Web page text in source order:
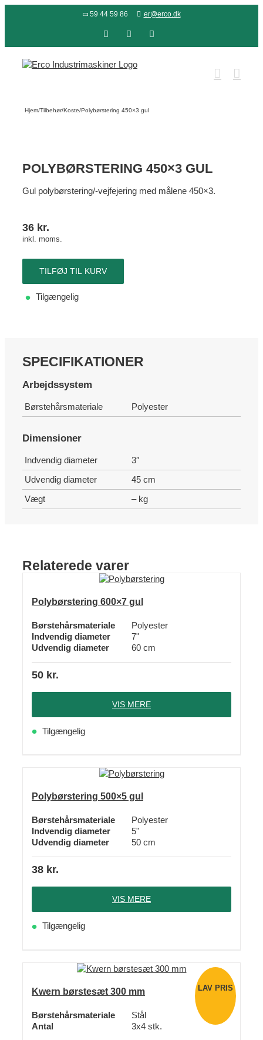
59 44 59 86 er@erco.dk
FacebookLinkedInYouTube
Hjem/Tilbehør/Koste/Polybørstering 450×3 gul
POLYBØRSTERING 450×3 GUL
Gul polybørstering/-vejfejering med målene 450×3.
36 kr.
inkl. moms.
TILFØJ TIL KURV
Tilgængelig
SPECIFIKATIONER
Arbejdssystem
Børstehårsmateriale Polyester
Dimensioner
Indvendig diameter
3″
Udvendig diameter
45 cm
Vægt
– kg
Relaterede varer
Polybørstering 600×7 gul
Børstehårsmateriale
Polyester
Indvendig diameter
7"
Udvendig diameter
60 cm
50 kr.
VIS MERE
Tilgængelig
Polybørstering 500×5 gul
Børstehårsmateriale
Polyester
Indvendig diameter
5"
Udvendig diameter
50 cm
38 kr.
VIS MERE
Tilgængelig
LAV PRIS
Kwern børstesæt 300 mm
Børstehårsmateriale
Stål
Antal
3x4 stk.